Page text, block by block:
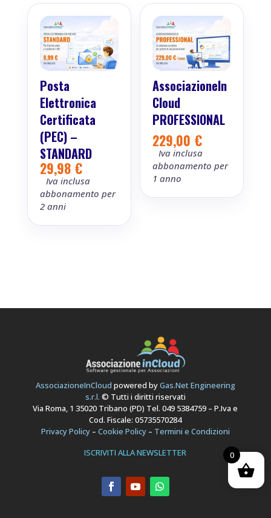
Posta
Elettronica
Certificata
(PEC) –
STANDARD
29,98 €
Iva inclusa
abbonamento per
2 anni
AssociazioneIn
Cloud
PROFESSIONAL
229,00 €
Iva inclusa
abbonamento per
1 anno
AssociazioneInCloud powered byGas.Net Engineering
s.r.l. © Tutti i diritti riservati
Via Roma, 1 35020 Tribano (PD) Tel. 049 5384759 – P.Iva e
Cod. Fiscale: 05735570284
Privacy Policy – Cookie Policy – Termini e Condizioni
ISCRIVITI ALLA NEWSLETTER
0